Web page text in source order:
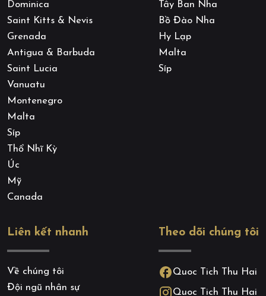
Dominica
Saint Kitts & Nevis
Grenada
Antigua & Barbuda
Saint Lucia
Vanuatu
Montenegro
Malta
Síp
Thổ Nhĩ Kỳ
Úc
Mỹ
Canada
Tây Ban Nha
Bồ Đào Nha
Hy Lạp
Malta
Síp
Liên kết nhanh
Về chúng tôi
Đội ngũ nhân sự
Theo dõi chúng tôi
Quoc Tich Thu Hai
Quoc Tich Thu Hai